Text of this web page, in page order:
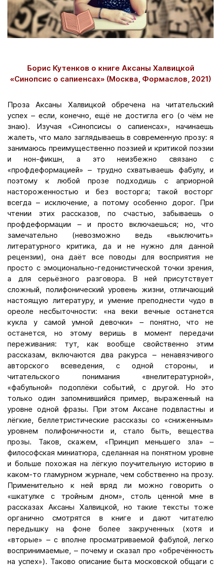
Борис Кутенков о книге Аксаны Халвицкой
«Синопсис о сапиенсах» (Москва, Формаслов, 2021)
Проза Аксаны Халвицкой обречена на читательский
успех – если, конечно, ещё не достигла его (о чём не
знаю). Изучая «Синопсисы о сапиенсах», начинаешь
жалеть, что мало заглядываешь в современную прозу: я
занимаюсь преимущественно поэзией и критикой поэзии
и нон-фикшн, а это неизбежно связано с
«профдеформацией» – трудно схватываешь фабулу, и
поэтому к любой прозе подходишь с априорной
настороженностью и без восторга; такой восторг
всегда – исключение, а потому особенно дорог. При
чтении этих рассказов, по счастью, забываешь о
профдеформации – и просто включаешься; но, что
замечательно (невозможно ведь «выключить»
литературного критика, да и не нужно для данной
рецензии), она даёт все поводы для восприятия не
просто с эмоционально-гедонистической точки зрения,
а для серьёзного разговора. В ней присутствует
сложный, полифонический уровень жизни, отличающий
настоящую литературу, и умение преподнести чудо в
ореоле несбыточности: «на веки вечные останется
кукла у самой умной девочки» – понятно, что не
останется, но этому веришь в момент передачи
переживания: тут, как вообще свойственно этим
рассказам, включаются два ракурса – ненавязчивого
авторского всеведения, с одной стороны, и
читательского понимания «внелитературной»,
«фабульной» подоплёки событий, с другой. Но это
только один запомнившийся пример, выраженный на
уровне одной фразы. При этом Аксане подвластны и
лёгкие, беллетристические рассказы со «сниженным»
уровнем полифоничности и, стало быть, вещества
прозы. Таков, скажем, «Принцип меньшего зла» –
философская миниатюра, сделанная на понятном уровне
и больше похожая на лёгкую поучительную историю в
каком-то гламурном журнале, чем собственно на прозу.
Применительно к ней вряд ли можно говорить о
«шкатулке с тройным дном», столь ценной мне в
рассказах Аксаны Халвицкой, но такие тексты тоже
органично смотрятся в книге и дают читателю
передышку на фоне более закрученных (хотя и
«вторые» – с вполне просматриваемой фабулой, легко
воспринимаемые, – почему и сказал про «обречённость
на успех»). Таково описание быта московской общаги с